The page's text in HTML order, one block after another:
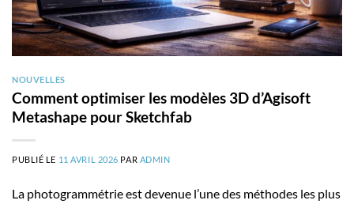
NOUVELLES
Comment optimiser les modèles 3D d’Agisoft
Metashape pour Sketchfab
PUBLIÉ LE 11 AVRIL 2026 PAR ADMIN
La photogrammétrie est devenue l’une des méthodes les plus